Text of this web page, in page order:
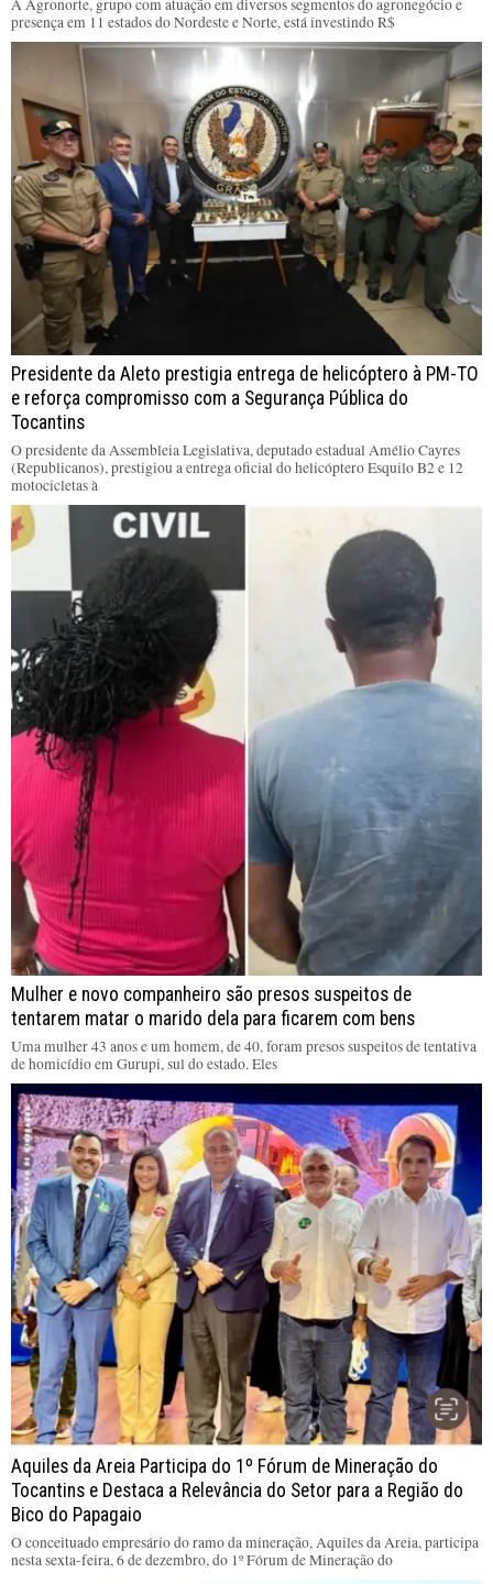
A Agronorte, grupo com atuação em diversos segmentos do agronegócio e
presença em 11 estados do Nordeste e Norte, está investindo R$
Presidente da Aleto prestigia entrega de helicóptero à PM-TO
e reforça compromisso com a Segurança Pública do
Tocantins
O presidente da Assembleia Legislativa, deputado estadual Amélio Cayres
(Republicanos), prestigiou a entrega oficial do helicóptero Esquilo B2 e 12
motocicletas à
Mulher e novo companheiro são presos suspeitos de
tentarem matar o marido dela para ficarem com bens
Uma mulher 43 anos e um homem, de 40, foram presos suspeitos de tentativa
de homicídio em Gurupi, sul do estado. Eles
Aquiles da Areia Participa do 1º Fórum de Mineração do
Tocantins e Destaca a Relevância do Setor para a Região do
Bico do Papagaio
O conceituado empresário do ramo da mineração, Aquiles da Areia, participa
nesta sexta-feira, 6 de dezembro, do 1º Fórum de Mineração do